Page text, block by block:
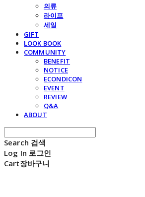
의류
라이프
세일
GIFT
LOOK BOOK
COMMUNITY
BENEFIT
NOTICE
ECONDICON
EVENT
REVIEW
Q&A
ABOUT
Search 검색
Log In 로그인
Cart장바구니